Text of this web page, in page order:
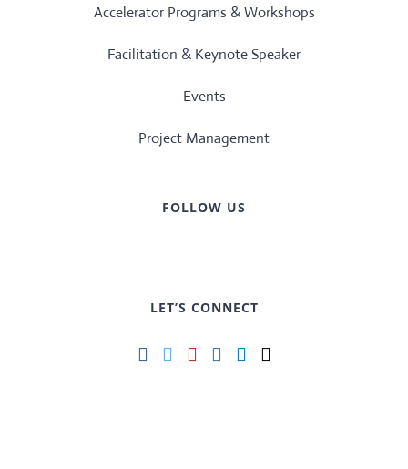
Accelerator Programs & Workshops
Facilitation & Keynote Speaker
Events
Project Management
FOLLOW US
LET’S CONNECT